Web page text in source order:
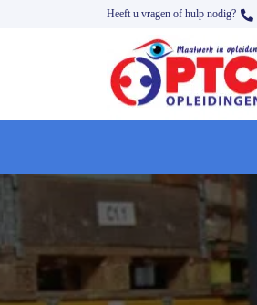
Heeft u vragen of hulp nodig?